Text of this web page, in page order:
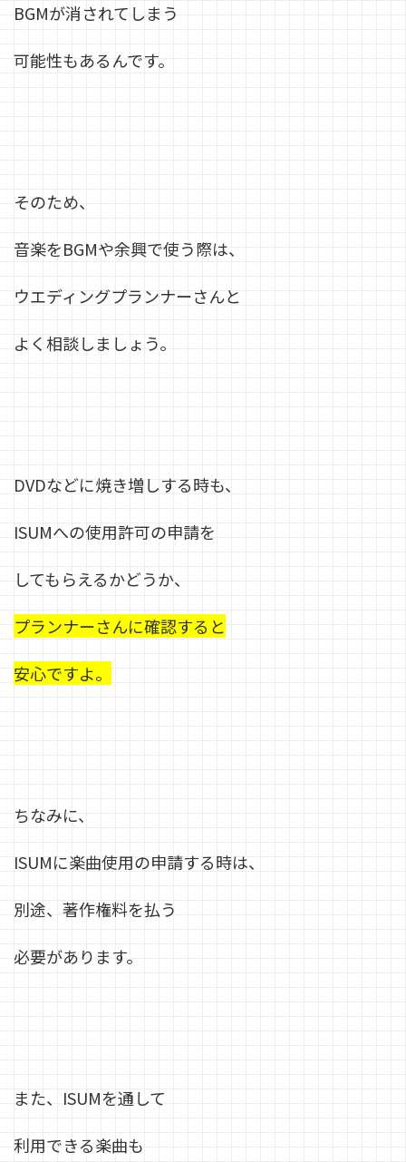
BGMが消されてしまう
可能性もあるんです。
そのため、
音楽をBGMや余興で使う際は、
ウエディングプランナーさんと
よく相談しましょう。
DVDなどに焼き増しする時も、
ISUMへの使用許可の申請を
してもらえるかどうか、
プランナーさんに確認すると
安心ですよ。
ちなみに、
ISUMに楽曲使用の申請する時は、
別途、著作権料を払う
必要があります。
また、ISUMを通して
利用できる楽曲も